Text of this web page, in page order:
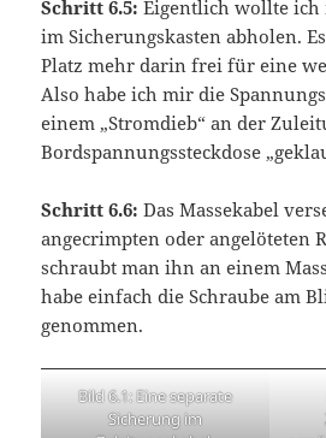
Schritt 6.5:Eigentlich wollte ich
im Sicherungskasten abholen.
Platz mehr darin frei für eine
Also habe ich mir die
einem „Stromdieb“ an der
Bordspannungssteckdose
Schritt 6.6: Das Massekabel
angecrimpten oder angelöteten
schraubt man ihn an einem
habe einfach die Schraube am
genommen.
Bild 6.1: Eine separate
Sicherung im